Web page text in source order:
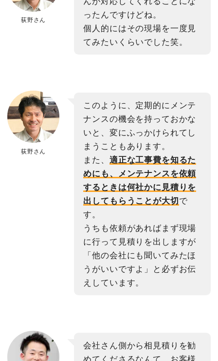
荻野さん
ったんですけどね。
個人的にはその現場を一度見
てみたいくらいでした笑。
荻野さん
このように、定期的にメンテ
ナンスの機会を持っておかな
いと、変にふっかけられてし
まうこともあります。
また、 適正な工事費を知るた
めにも、メンテナンスを依頼
するときは何社かに見積りを
出してもらうことが大切で
す。
うちも依頼があればまず現場
に行って見積りを出しますが
「他の会社にも聞いてみたほ
うがいいですよ」と必ずお伝
えしています。
会社さん側から相見積りを勧